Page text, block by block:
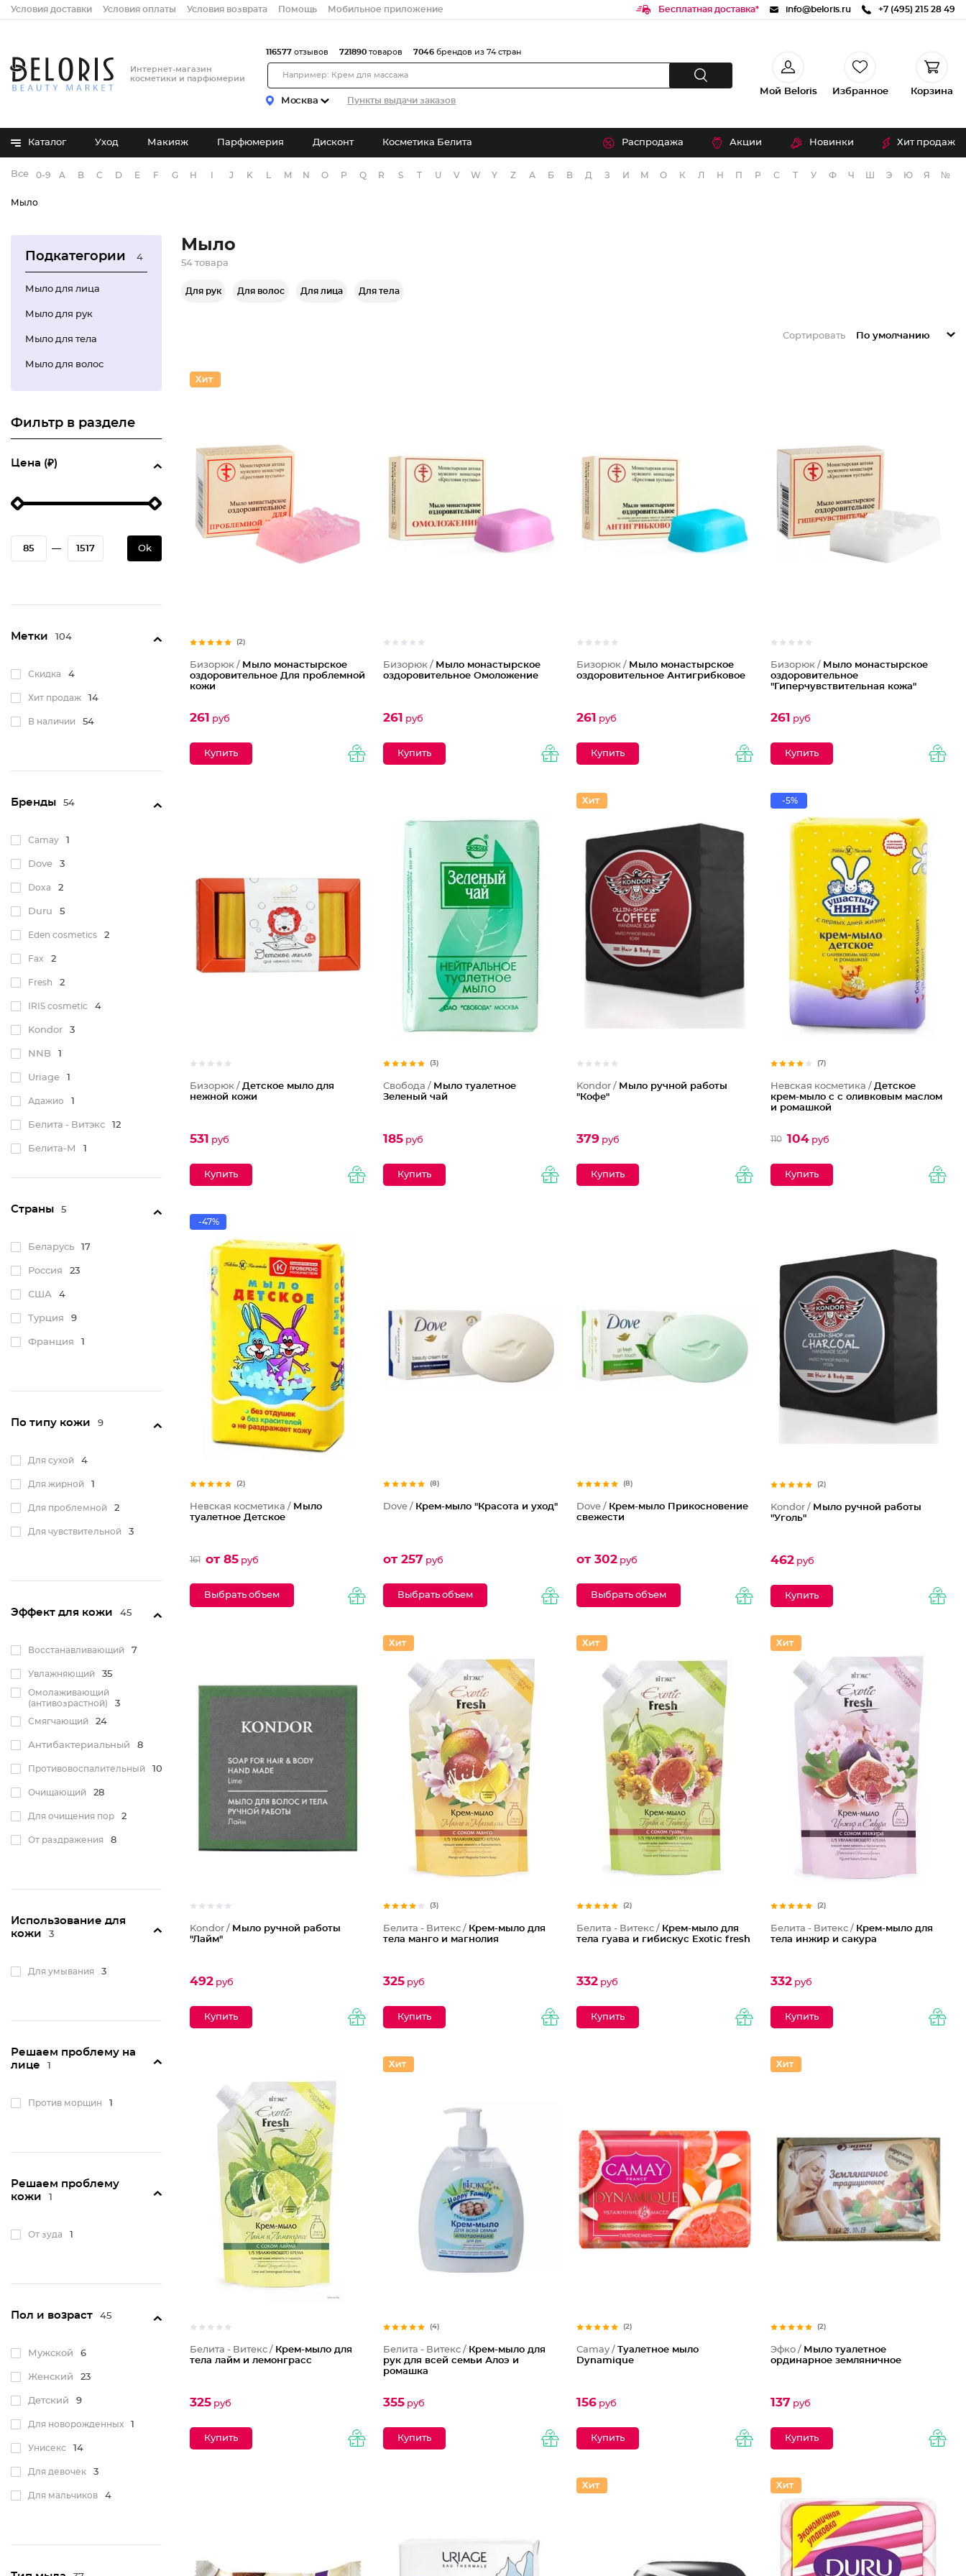
Условия доставки Условия оплаты Условия возврата Помощь Мобильное приложение Бесплатная доставка* info@beloris.ru +7 (495) 215 28 49
Интернет-магазин
косметики и парфюмерии
Москва Пункты выдачи заказов
116577 отзывов 721890 товаров 7046 брендов из 74 стран
Мой Beloris Избранное Корзина
Каталог Уход Макияж Парфюмерия Дисконт Косметика Белита Распродажа Акции Новинки Хит продаж
Все бренды
0-9 A B C D E F G H J K M N O P Q R S T U V W Y Z А Б В Д З И М О К Л Н П Р С Т У Ф Ч Э Ю Я №
Мыло
Подкатегории 4
Мыло для лица
Мыло для рук
Мыло для тела
Мыло для волос
Фильтр в разделе
Цена (₽)
— Ok
Метки 104
Скидка 4
Хит продаж 14
В наличии 54
Бренды 54
Camay 1
Dove 3
Doxa 2
Duru 5
Eden cosmetics 2
Fax 2
Fresh 2
IRIS cosmetic 4
Kondor 3
NNB 1
Uriage 1
Адажио 1
Белита - Витэкс 12
Белита-М 1
Свобода 2
Эфко 1
Я самая
Страны 5
Беларусь 17
Россия 23
США 4
Турция 9
Франция 1
По типу кожи 9
Для сухой 4
Для жирной 1
Для проблемной 2
Для чувствительной 3
Эффект для кожи 45
Восстанавливающий 7
Увлажняющий 35
Омолаживающий
(антивозрастной)
3
Смягчающий 24
Антибактериальный 8
Противовоспалительный 10
Очищающий 28
Для очищения пор 2
От раздражения 8
Использование для
кожи
3
Для умывания 3
Решаем проблему на
лице
1
Против морщин 1
Решаем проблему
кожи
1
От зуда 1
Пол и возраст 45
Мужской 6
Женский 23
Детский 9
Для новорожденных 1
Унисекс 14
Для девочек 3
Для мальчиков 4
Мыло
54 товара
Для рук Для волос Для лица Для тела
Сортировать По умолчанию
(2)
Бизорюк / Мыло монастырское
оздоровительное Для проблемной
кожи
261 руб
Бизорюк / Мыло монастырское
оздоровительное Омоложение
261 руб
Бизорюк / Мыло монастырское
оздоровительное Антигрибковое
261 руб
Бизорюк / Мыло монастырское
оздоровительное
"Гиперчувствительная кожа"
261 руб
Бизорюк / Детское мыло для
нежной кожи
531 руб
(3)
Свобода / Мыло туалетное
Зеленый чай
185руб
Kondor / Мыло ручной работы
"Кофе"
379 руб
-5%
(7)
Невская косметика / Детское
крем-мыло с с оливковым маслом
и ромашкой
110 104руб
-47%
(2)
Невская косметика / Мыло
туалетное Детское
161 от 85руб
Выбрать объем
(8)
Dove / Крем-мыло "Красота и уход"
от 257 руб
Выбрать объем
(8)
Dove / Крем-мыло Прикосновение
свежести
от 302 руб
Выбрать объем
(2)
Kondor / Мыло ручной работы
"Уголь"
462руб
Kondor / Мыло ручной работы
"Лайм"
492руб
(3)
Белита - Витекс / Крем-мыло для
тела манго и магнолия
325руб
(2)
Белита - Витекс / Крем-мыло для
тела гуава и гибискус Exotic fresh
332 руб
(2)
Белита - Витекс / Крем-мыло для
тела инжир и сакура
332руб
Белита - Витекс / Крем-мыло для
тела лайм и лемонграсс
325руб
(4)
Белита - Витекс / Крем-мыло для
рук для всей семьи Алоэ и
ромашка
355руб
(2)
Camay /
Туалетное мыло
Dynamique
156 руб
(2)
Эфко / Мыло туалетное
ординарное земляничное
137 руб